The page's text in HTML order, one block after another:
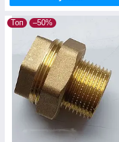
Топ –50%